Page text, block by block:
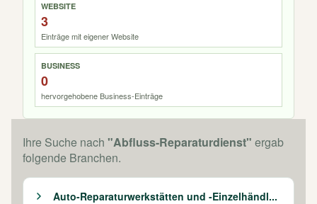
WEBSITE
3
Einträge mit eigener Website
BUSINESS
0
hervorgehobene Business-Einträge
Ihre Suche nach "Abfluss-Reparaturdienst" ergab
folgende Branchen.
Auto-Reparaturwerkstätten und -Einzelhändl...